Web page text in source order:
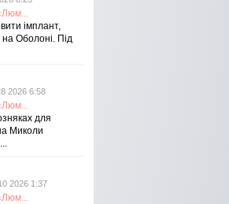
імплант,
на Оболоні. Під
2026 6:58
для
Миколи
2026 1:37